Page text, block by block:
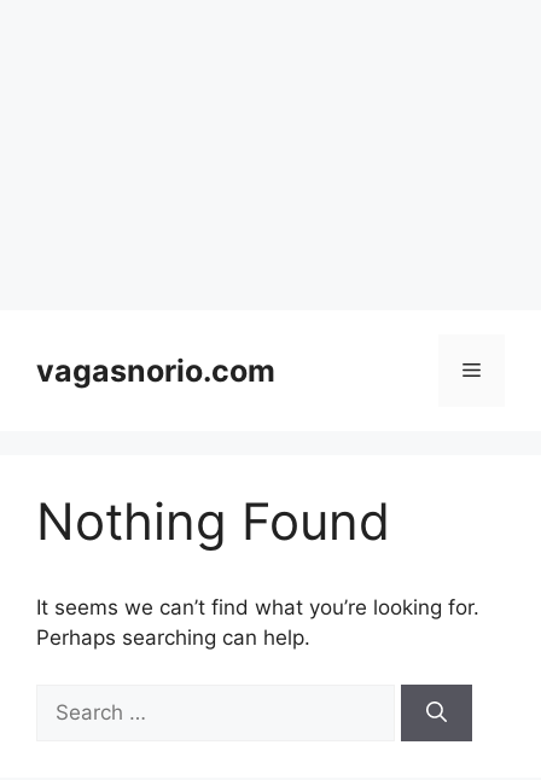
vagasnorio.com Menu
Nothing Found
It seems we can’t find what you’re looking for.
Perhaps searching can help.
for: